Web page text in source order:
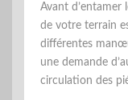
Avant d’entamer
de votre terrain
différentes
une demande
circulation des